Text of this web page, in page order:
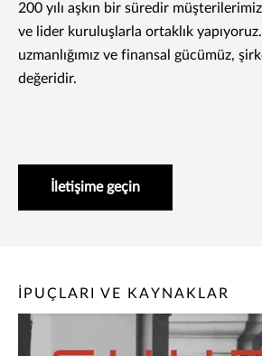
200 yılı aşkın bir süredir
ve lider kuruluşlarla ortaklık
uzmanlığımız ve finansal gücümüz,
değeridir.
İletişime geçin
İPUÇLARI VE KAYNAKLAR